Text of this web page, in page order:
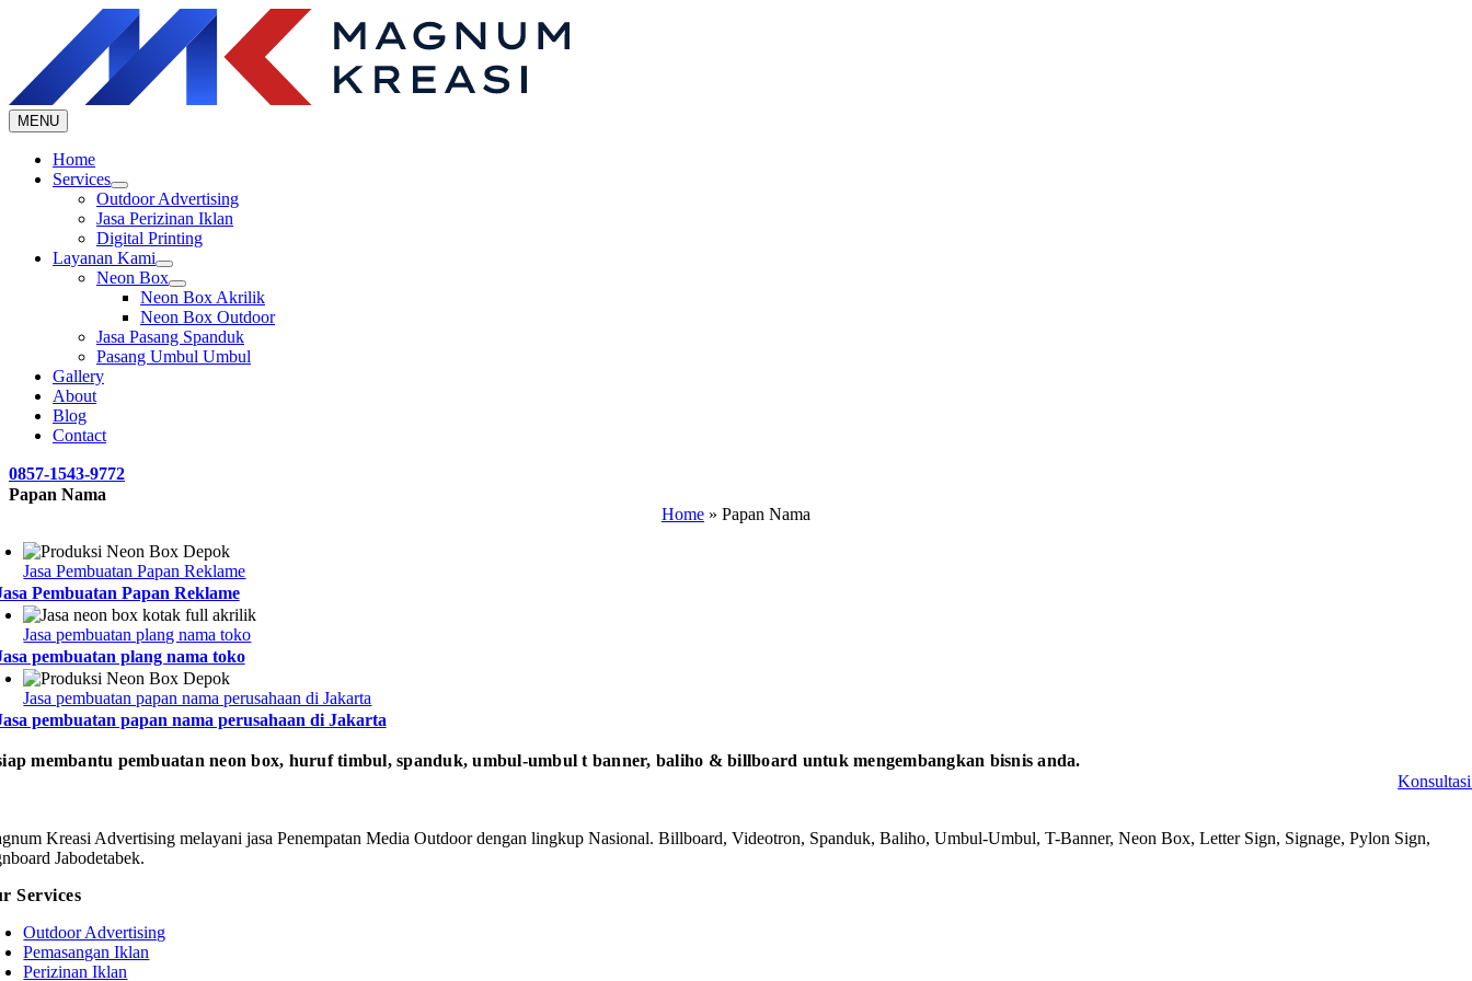
content
MENU
Home
Services
Outdoor Advertising
Jasa Perizinan Iklan
Digital Printing
Layanan Kami
Neon Box
Neon Box Akrilik
Neon Box Outdoor
Jasa Pasang Spanduk
Pasang Umbul Umbul
Gallery
About
Blog
Contact
0857-1543-9772
Papan Nama
Home » Papan Nama
Jasa Pembuatan Papan Reklame
Pembuatan Papan Reklame
Jasa pembuatan plang nama toko
pembuatan plang nama toko
Jasa pembuatan papan nama perusahaan di Jakarta
pembuatan papan nama perusahaan di Jakarta
membantu pembuatan neon box, huruf timbul, spanduk, umbul-umbul t banner, baliho & billboard untuk mengembangkan bisnis anda.
Kreasi Advertising melayani jasa Penempatan Media Outdoor dengan lingkup Nasional. Billboard, Videotron, Spanduk, Baliho, Umbul-Umbul, T-Banner, Neon Box, Letter Sign, Signage, Pylon Sign,
Jabodetabek.
Services
Outdoor Advertising
Pemasangan Iklan
Perizinan Iklan